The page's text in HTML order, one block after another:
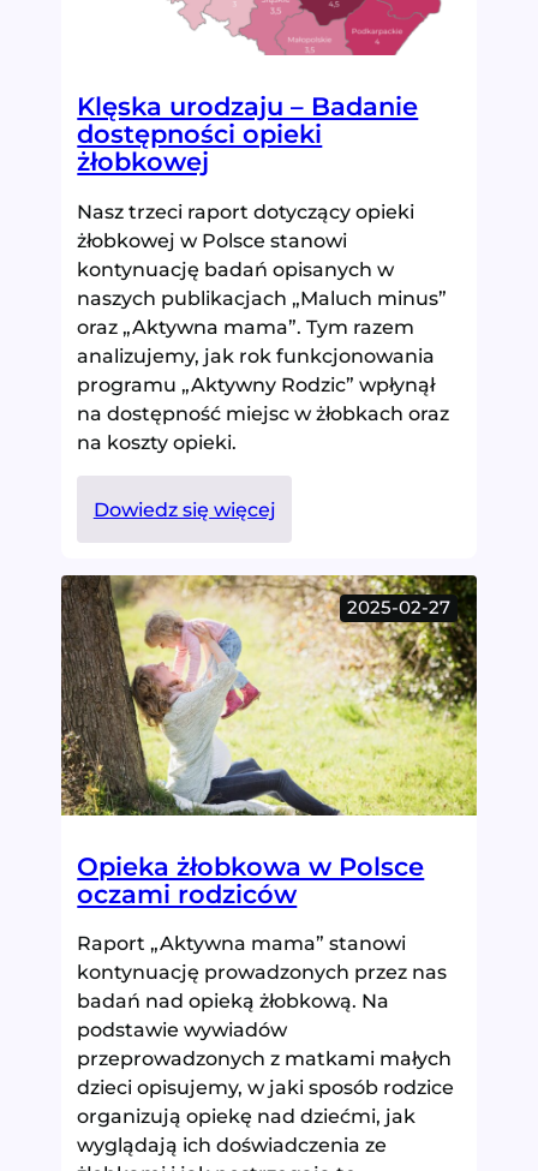
Klęska urodzaju – Badanie
dostępności opieki
żłobkowej
Nasz trzeci raport dotyczący opieki
żłobkowej w Polsce stanowi
kontynuację badań opisanych w
naszych publikacjach „Maluch minus”
oraz „Aktywna mama”. Tym razem
analizujemy, jak rok funkcjonowania
programu „Aktywny Rodzic” wpłynął
na dostępność miejsc w żłobkach oraz
na koszty opieki.
Dowiedz się więcej:
Klęska
–
Badanie
dostępności
opieki
żłobkowej
2025-02-27
Opieka żłobkowa w Polsce
oczami rodziców
Raport „Aktywna mama” stanowi
kontynuację prowadzonych przez nas
badań nad opieką żłobkową. Na
podstawie wywiadów
przeprowadzonych z matkami małych
dzieci opisujemy, w jaki sposób rodzice
organizują opiekę nad dziećmi, jak
wyglądają ich doświadczenia ze